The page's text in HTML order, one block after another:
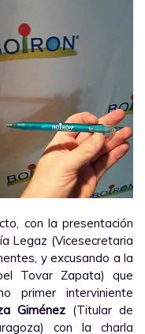
con la presentación
Legaz (Vicesecretaria
y excusando a la
Tovar Zapata) que
primer interviniente
Giménez(Titular de
con la charla